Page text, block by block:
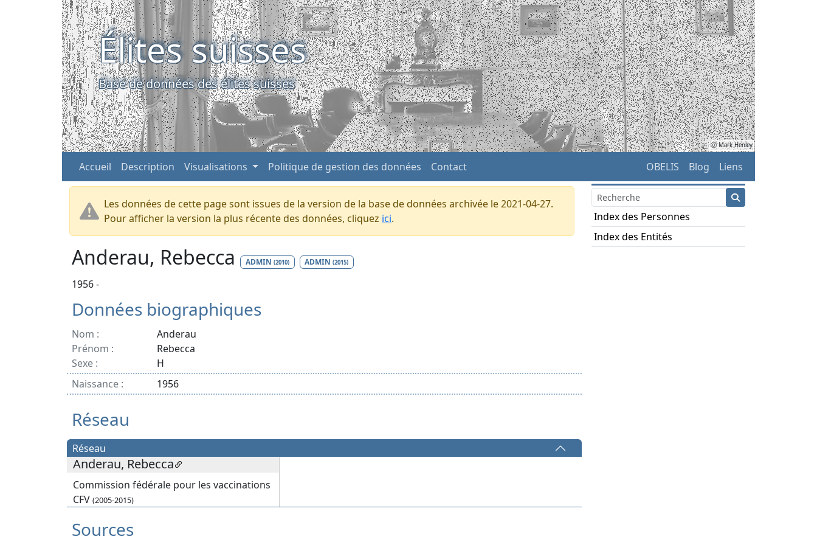
Élites suisses
Base de données des élites suisses
ⓒ Mark Henley
Accueil Description Visualisations Politique de gestion des données Contact OBELIS Blog Liens
Les données de cette page sont issues de la version de la base de données archivée le 2021-04-27.
Pour afficher la version la plus récente des données, cliquez ici.
Anderau, Rebecca ADMIN (2010) ADMIN(2015)
1956 -
Données biographiques
Nom :
Anderau
Prénom :
Rebecca
Sexe :
H
Naissance :
1956
Réseau
Réseau
Anderau, Rebecca
Commission fédérale pour les vaccinations
CFV (2005-2015)
Sources
Index des Personnes
Index des Entités